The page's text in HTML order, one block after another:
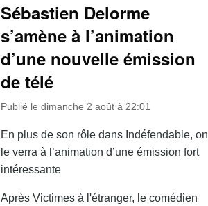
Sébastien Delorme
s’amène à l’animation
d’une nouvelle émission
de télé
Publié le dimanche 2 août à 22:01
En plus de son rôle dans Indéfendable, on
le verra à l’animation d’une émission fort
intéressante
Après Victimes à l'étranger, le comédien